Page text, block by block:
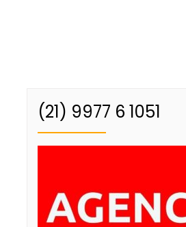
(21) 9977 6 1051